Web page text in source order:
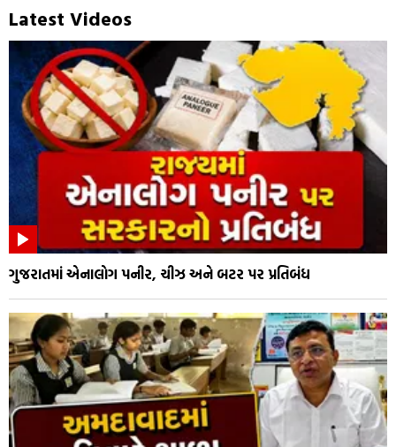
Latest Videos
ગુજરાતમાં એનાલોગ પનીર, ચીઝ અને બટર પર પ્રતિબંધ